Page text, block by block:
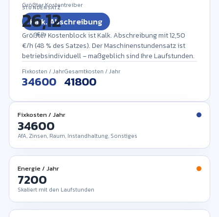
STUNDENSATZ
€/h
Größter Kostentreiber
Kalk. Abschreibung
Größter Kostenblock ist Kalk. Abschreibung mit 12,50
€/h (48 % des Satzes). Der Maschinenstundensatz ist
betriebsindividuell – maßgeblich sind Ihre Laufstunden.
Fixkosten / JahrGesamtkosten / Jahr
Fixkosten / Jahr
AfA, Zinsen, Raum, Instandhaltung, Sonstiges
Energie / Jahr
Skaliert mit den Laufstunden